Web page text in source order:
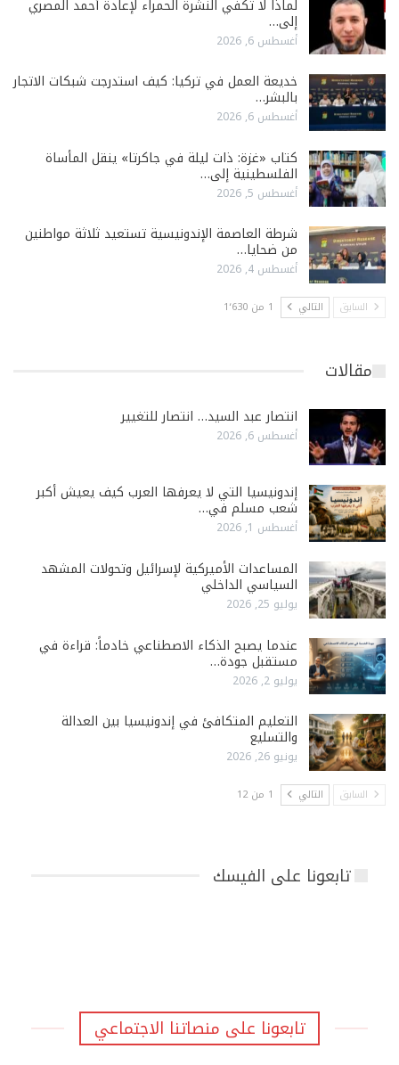
لماذا لا تكفي النشرة الحمراء لإعادة أحمد المصري
إلى…
أغسطس 6, 2026
خديعة العمل في تركيا: كيف استدرجت شبكات الاتجار
بالبشر…
أغسطس 6, 2026
كتاب «غزة: ذات ليلة في جاكرتا» ينقل المأساة
الفلسطينية إلى…
أغسطس 5, 2026
شرطة العاصمة الإندونيسية تستعيد ثلاثة مواطنين
من ضحايا…
أغسطس 4, 2026
السابق التالي 1 من 1٬630
مقالات
انتصار عبد السيد… انتصار للتغيير
أغسطس 6, 2026
إندونيسيا التي لا يعرفها العرب كيف يعيش أكبر
شعب مسلم في…
أغسطس 1, 2026
المساعدات الأميركية لإسرائيل وتحولات المشهد
السياسي الداخلي
يوليو 25, 2026
عندما يصبح الذكاء الاصطناعي خادماً: قراءة في
مستقبل جودة…
يوليو 2, 2026
التعليم المتكافئ في إندونيسيا بين العدالة
والتسليع
يونيو 26, 2026
السابق التالي 1 من 12
تابعونا على الفيسك
تابعونا على منصاتنا الاجتماعي